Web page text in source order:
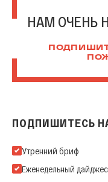
НАМ ОЧЕНЬ
ПОДПИШИТЕСЬ
Подпишитесь на нашу
Утренний бриф
Еженедельный